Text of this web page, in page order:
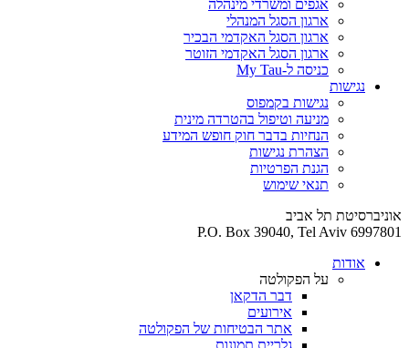
אגפים ומשרדי מינהלה
ארגון הסגל המנהלי
ארגון הסגל האקדמי הבכיר
ארגון הסגל האקדמי הזוטר
כניסה ל-My Tau
נגישות
נגישות בקמפוס
מניעה וטיפול בהטרדה מינית
הנחיות בדבר חוק חופש המידע
הצהרת נגישות
הגנת הפרטיות
תנאי שימוש
אוניברסיטת תל אביב
P.O. Box 39040, Tel Aviv 6997801
אודות
על הפקולטה
דבר הדקאן
אירועים
אתר הבטיחות של הפקולטה
גלריית תמונות